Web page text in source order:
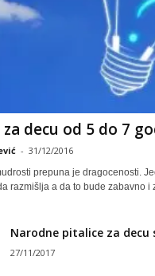
decu od 5 do 7
- 31/12/2016
prepuna je dragocenosti.
razmišlja a da to bude zabavno i
Narodne pitalice za decu
27/11/2017